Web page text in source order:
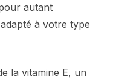
autant
à votre type
la vitamine E, un